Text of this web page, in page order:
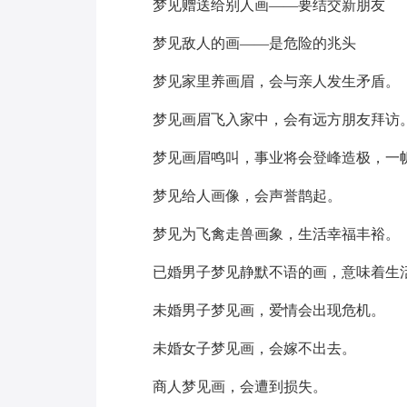
梦见赠送给别人画——要结交新朋友
梦见敌人的画——是危险的兆头
梦见家里养画眉，会与亲人发生矛盾。
梦见画眉飞入家中，会有远方朋友拜访。
梦见画眉鸣叫，事业将会登峰造极，一
梦见给人画像，会声誉鹊起。
梦见为飞禽走兽画象，生活幸福丰裕。
已婚男子梦见静默不语的画，意味着生
未婚男子梦见画，爱情会出现危机。
未婚女子梦见画，会嫁不出去。
商人梦见画，会遭到损失。